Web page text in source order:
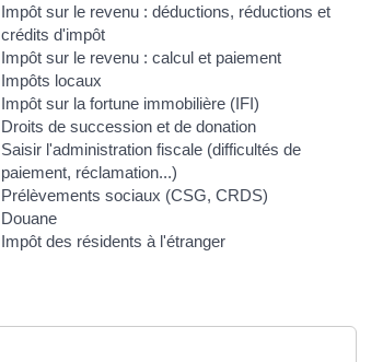
Impôt sur le revenu : déductions, réductions et
crédits d'impôt
Impôt sur le revenu : calcul et paiement
Impôts locaux
Impôt sur la fortune immobilière (IFI)
Droits de succession et de donation
Saisir l'administration fiscale (difficultés de
paiement, réclamation...)
Prélèvements sociaux (CSG, CRDS)
Douane
Impôt des résidents à l'étranger